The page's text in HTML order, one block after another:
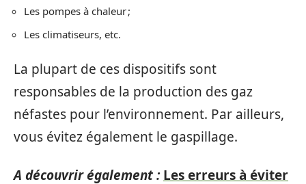
Les pompes à chaleur ;
Les climatiseurs, etc.
La plupart de ces dispositifs sont
responsables de la production des gaz
néfastes pour l’environnement. Par ailleurs,
vous évitez également le gaspillage.
A découvrir également : Les erreurs à éviter